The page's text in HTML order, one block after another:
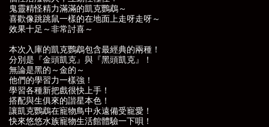
鬼靈精怪精力滿滿的凱克鸚鵡～
喜歡像跳跳鼠一樣的在地面上走呀走呀～
效果十足～非常討喜～
本次入庫的凱克鸚鵡包含最經典的兩種！
分別是『金頭凱克』與『黑頭凱克』！
無論是黑的～金的～
他們的學習力一樣強！
學習各種新把戲很快上手！
搭配與生俱來的諧星本色！
讓凱克鸚鵡在寵物鳥中永遠備受寵愛！
快來悠悠水族寵物生活館體驗一下唄！